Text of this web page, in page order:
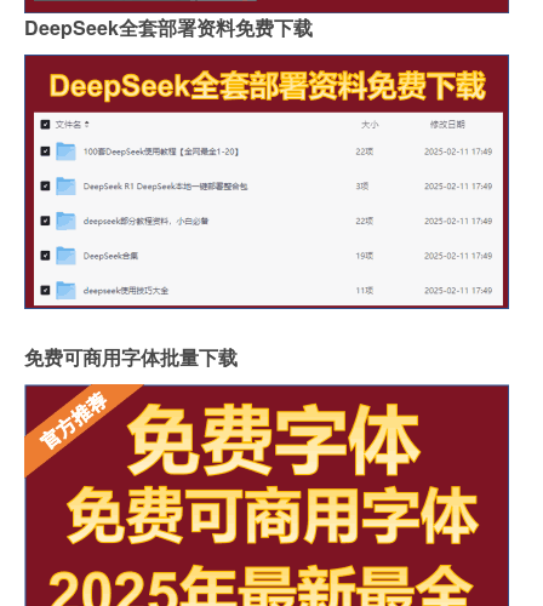
DeepSeek全套部署资料免费下载
免费可商用字体批量下载